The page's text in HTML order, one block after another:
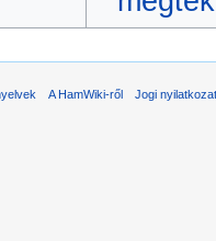
A HamWiki-ről Jogi